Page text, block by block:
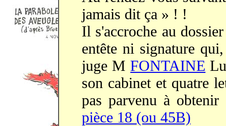
jamais dit ça » ! !
Il s'accroche au
entête ni signature
juge MFONTAINE
son cabinet et quatre
pas parvenu à obtenir
pièce 18 (ou 45B)